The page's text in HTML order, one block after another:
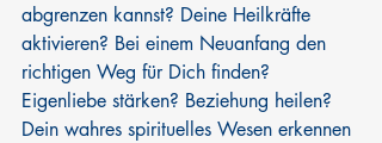
abgrenzen kannst? Deine Heilkräfte
aktivieren? Bei einem Neuanfang den
richtigen Weg für Dich finden?
Eigenliebe stärken? Beziehung heilen?
Dein wahres spirituelles Wesen erkennen